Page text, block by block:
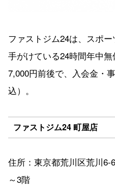
ファストジム24は、スポ
手がけている24時間年中
7,000円前後で、入会金・
込）。
ファストジム24 町屋店
住所：東京都荒川区荒川
～3階